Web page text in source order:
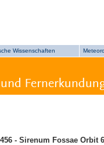
Wissenschaften
- Sirenum Fossae Orbit